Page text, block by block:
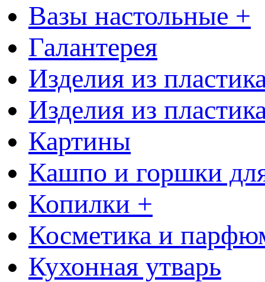
Вазы настольные +
Галантерея
Изделия из
Изделия из
Картины
Кашпо и горшки
Копилки +
Косметика и
Кухонная утварь